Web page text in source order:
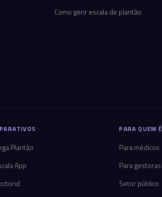
Como gerir escala de plantão
Plantão
App
PARA QUEM É
Para médicos
Para gestoras
Setor público